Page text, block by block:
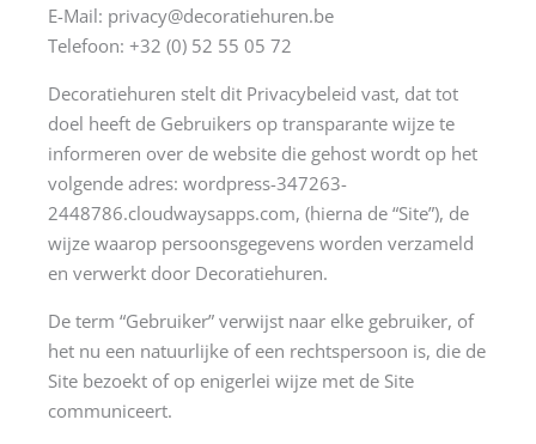
E-Mail: privacy@decoratiehuren.be
Telefoon: +32 (0) 52 55 05 72
Decoratiehuren stelt dit Privacybeleid vast, dat tot
doel heeft de Gebruikers op transparante wijze te
informeren over de website die gehost wordt op het
volgende adres: wordpress-347263-
2448786.cloudwaysapps.com, (hierna de “Site”), de
wijze waarop persoonsgegevens worden verzameld
en verwerkt door Decoratiehuren.
De term “Gebruiker” verwijst naar elke gebruiker, of
het nu een natuurlijke of een rechtspersoon is, die de
Site bezoekt of op enigerlei wijze met de Site
communiceert.